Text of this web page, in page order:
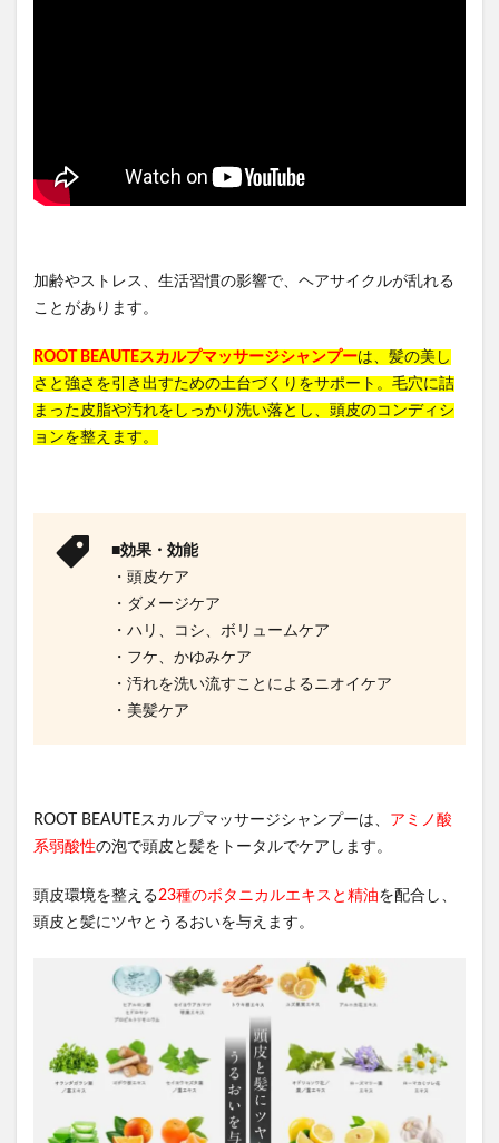
加齢やストレス、生活習慣の影響で、ヘアサイクルが乱れる
ことがあります。
ROOT BEAUTEスカルプマッサージシャンプーは、髪の美し
さと強さを引き出すための土台づくりをサポート。毛穴に詰
まった皮脂や汚れをしっかり洗い落とし、頭皮のコンディシ
ョンを整えます。
■効果・効能
・頭皮ケア
・ダメージケア
・ハリ、コシ、ボリュームケア
・フケ、かゆみケア
・汚れを洗い流すことによるニオイケア
・美髪ケア
ROOT BEAUTEスカルプマッサージシャンプーは、 アミノ酸
系弱酸性の泡で頭皮と髪をトータルでケアします。
頭皮環境を整える23種のボタニカルエキスと精油を配合し、
頭皮と髪にツヤとうるおいを与えます。